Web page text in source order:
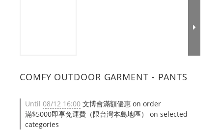
COMFY OUTDOOR GARMENT - PANTS
Until 08/12 16:00 文博會滿額優惠 on order
滿$5000即享免運費（限台灣本島地區） on selected
categories